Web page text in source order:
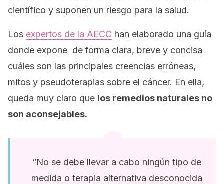
científico y suponen un riesgo para la salud.
Los expertos de la AECC han elaborado una guía
donde expone de forma clara, breve y concisa
cuáles son las principales creencias erróneas,
mitos y pseudoterapias sobre el cáncer. En ella,
queda muy claro que los remedios naturales no
son aconsejables.
“No se debe llevar a cabo ningún tipo de
medida o terapia alternativa desconocida